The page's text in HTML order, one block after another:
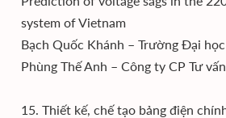
system of Vietnam
Bạch Quốc Khánh – Trường Đại
Phùng Thế Anh – Công ty CP Tư
15. Thiết kế, chế tạo bảng điện